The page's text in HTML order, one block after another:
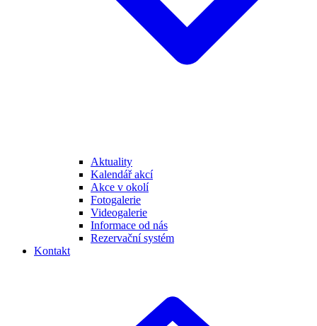
Aktuality
Kalendář akcí
Akce v okolí
Fotogalerie
Videogalerie
Informace od nás
Rezervační systém
Kontakt